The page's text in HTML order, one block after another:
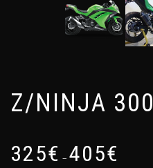
Z/NINJA 300
325€ – 405€